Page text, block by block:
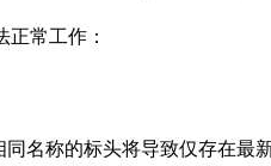
正常工作：
名称的标头将导致仅存在最